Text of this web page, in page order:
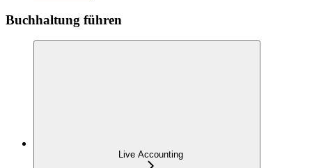
Buchhaltung führen
Live Accounting